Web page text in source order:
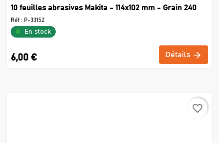
10 feuilles abrasives Makita - 114x102 mm - Grain 240
Réf : P-33152
En stock
6,00 € Détails
favorite_border